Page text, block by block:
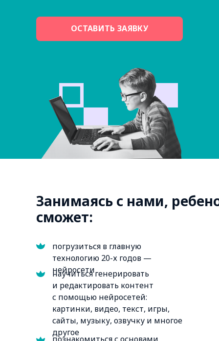
ОСТАВИТЬ ЗАЯВКУ
Занимаясь с нами,
сможет:
изучить основы 3D-
моделирования и геймдизайна
погрузиться в главную
технологию 20-х годов —
нейросети
научиться генерировать
и редактировать контент
с помощью нейросетей:
картинки, видео, текст, игры,
сайты, музыку, озвучку и многое
другое